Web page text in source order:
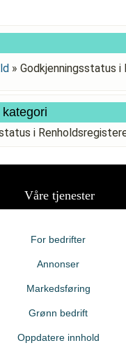
» Godkjenningsstatus i
i
Våre tjenester
For bedrifter
Annonser
Markedsføring
Grønn bedrift
Oppdatere innhold